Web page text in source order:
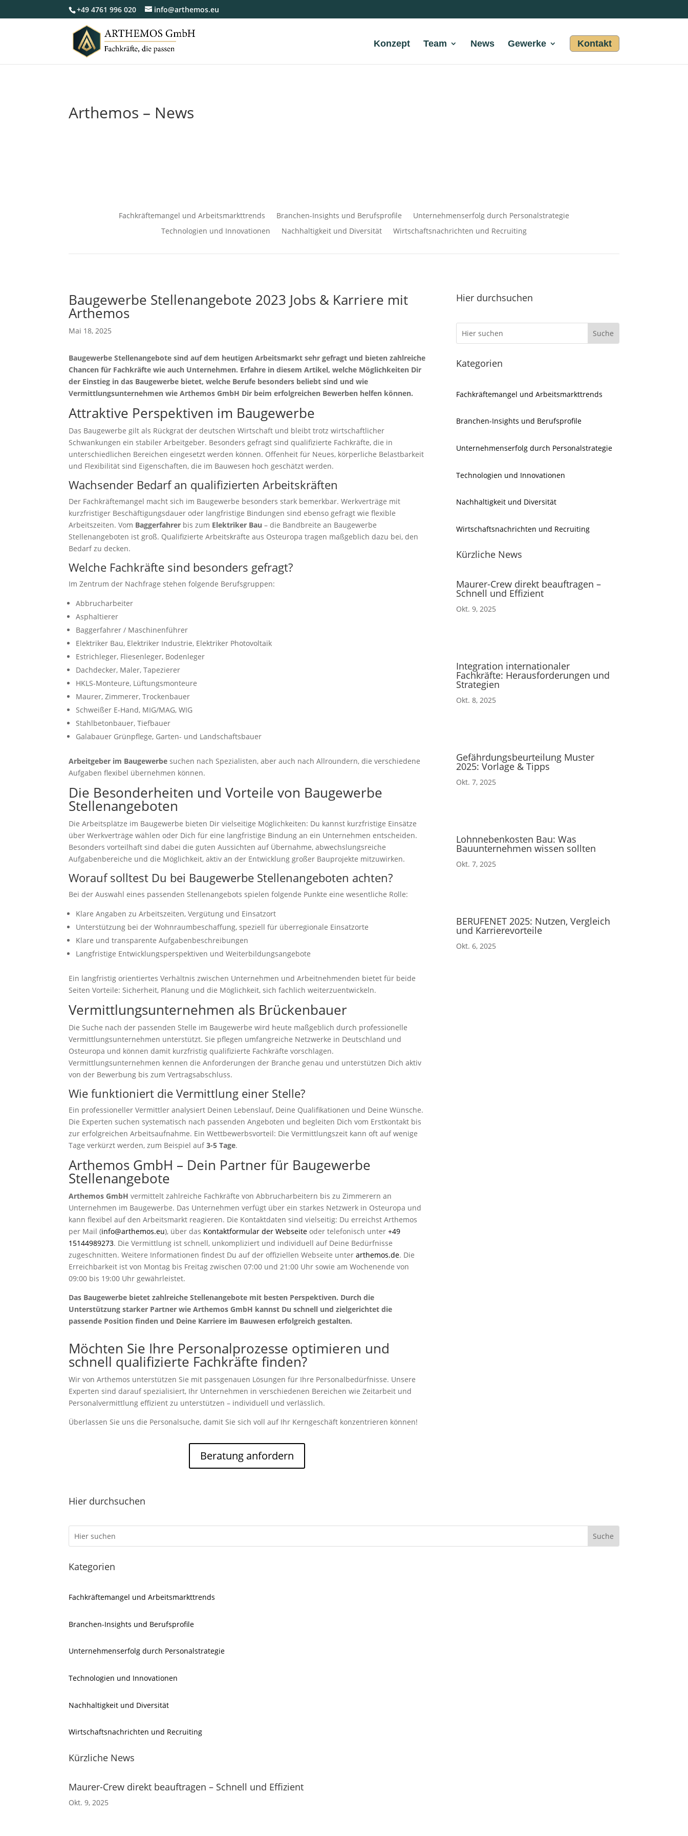
+49 4761 996 020 info@arthemos.eu
Konzept Team News Gewerke Kontakt
Arthemos – News
Fachkräftemangel und Arbeitsmarkttrends Branchen-Insights und Berufsprofile
Unternehmenserfolg durch Personalstrategie
Technologien und Innovationen
Nachhaltigkeit und Diversität Wirtschaftsnachrichten und Recruiting
Baugewerbe Stellenangebote 2023 Jobs & Karriere mit
Arthemos
Mai 18, 2025
Baugewerbe Stellenangebote sind auf dem heutigen Arbeitsmarkt sehr gefragt und bieten zahlreiche
Chancen für Fachkräfte wie auch Unternehmen. Erfahre in diesem Artikel, welche Möglichkeiten Dir
der Einstieg in das Baugewerbe bietet, welche Berufe besonders beliebt sind und wie
Vermittlungsunternehmen wie Arthemos GmbH Dir beim erfolgreichen Bewerben helfen können.
Attraktive Perspektiven im Baugewerbe
Das Baugewerbe gilt als Rückgrat der deutschen Wirtschaft und bleibt trotz wirtschaftlicher
Schwankungen ein stabiler Arbeitgeber. Besonders gefragt sind qualifizierte Fachkräfte, die in
unterschiedlichen Bereichen eingesetzt werden können. Offenheit für Neues, körperliche Belastbarkeit
und Flexibilität sind Eigenschaften, die im Bauwesen hoch geschätzt werden.
Wachsender Bedarf an qualifizierten Arbeitskräften
Der Fachkräftemangel macht sich im Baugewerbe besonders stark bemerkbar. Werkverträge mit
kurzfristiger Beschäftigungsdauer oder langfristige Bindungen sind ebenso gefragt wie flexible
Arbeitszeiten. Vom Baggerfahrer bis zum Elektriker Bau – die Bandbreite an Baugewerbe
Stellenangeboten ist groß. Qualifizierte Arbeitskräfte aus Osteuropa tragen maßgeblich dazu bei, den
Bedarf zu decken.
Welche Fachkräfte sind besonders gefragt?
Im Zentrum der Nachfrage stehen folgende Berufsgruppen:
Abbrucharbeiter
Asphaltierer
Baggerfahrer / Maschinenführer
Elektriker Bau, Elektriker Industrie, Elektriker Photovoltaik
Estrichleger, Fliesenleger, Bodenleger
Dachdecker, Maler, Tapezierer
HKLS-Monteure, Lüftungsmonteure
Maurer, Zimmerer, Trockenbauer
Schweißer E-Hand, MIG/MAG, WIG
Stahlbetonbauer, Tiefbauer
Galabauer Grünpflege, Garten- und Landschaftsbauer
Arbeitgeber im Baugewerbe suchen nach Spezialisten, aber auch nach Allroundern, die verschiedene
Aufgaben flexibel übernehmen können.
Die Besonderheiten und Vorteile von Baugewerbe
Stellenangeboten
Die Arbeitsplätze im Baugewerbe bieten Dir vielseitige Möglichkeiten: Du kannst kurzfristige Einsätze
über Werkverträge wählen oder Dich für eine langfristige Bindung an ein Unternehmen entscheiden.
Besonders vorteilhaft sind dabei die guten Aussichten auf Übernahme, abwechslungsreiche
Aufgabenbereiche und die Möglichkeit, aktiv an der Entwicklung großer Bauprojekte mitzuwirken.
Worauf solltest Du bei Baugewerbe Stellenangeboten achten?
Bei der Auswahl eines passenden Stellenangebots spielen folgende Punkte eine wesentliche Rolle:
Klare Angaben zu Arbeitszeiten, Vergütung und Einsatzort
Unterstützung bei der Wohnraumbeschaffung, speziell für überregionale Einsatzorte
Klare und transparente Aufgabenbeschreibungen
Langfristige Entwicklungsperspektiven und Weiterbildungsangebote
Ein langfristig orientiertes Verhältnis zwischen Unternehmen und Arbeitnehmenden bietet für beide
Seiten Vorteile: Sicherheit, Planung und die Möglichkeit, sich fachlich weiterzuentwickeln.
Vermittlungsunternehmen als Brückenbauer
Die Suche nach der passenden Stelle im Baugewerbe wird heute maßgeblich durch professionelle
Vermittlungsunternehmen unterstützt. Sie pflegen umfangreiche Netzwerke in Deutschland und
Osteuropa und können damit kurzfristig qualifizierte Fachkräfte vorschlagen.
Vermittlungsunternehmen kennen die Anforderungen der Branche genau und unterstützen Dich aktiv
von der Bewerbung bis zum Vertragsabschluss.
Wie funktioniert die Vermittlung einer Stelle?
Ein professioneller Vermittler analysiert Deinen Lebenslauf, Deine Qualifikationen und Deine Wünsche.
Die Experten suchen systematisch nach passenden Angeboten und begleiten Dich vom Erstkontakt bis
zur erfolgreichen Arbeitsaufnahme. Ein Wettbewerbsvorteil: Die Vermittlungszeit kann oft auf wenige
Tage verkürzt werden, zum Beispiel auf3-5 Tage.
Arthemos GmbH – Dein Partner für Baugewerbe
Stellenangebote
Arthemos GmbH vermittelt zahlreiche Fachkräfte von Abbrucharbeitern bis zu Zimmerern an
Unternehmen im Baugewerbe. Das Unternehmen verfügt über ein starkes Netzwerk in Osteuropa und
kann flexibel auf den Arbeitsmarkt reagieren. Die Kontaktdaten sind vielseitig: Du erreichst Arthemos
per Mail (info@arthemos.eu), über das Kontaktformular der Webseite oder telefonisch unter+49
15144989273. Die Vermittlung ist schnell, unkompliziert und individuell auf Deine Bedürfnisse
zugeschnitten. Weitere Informationen findest Du auf der offiziellen Webseite unterarthemos.de. Die
Erreichbarkeit ist von Montag bis Freitag zwischen 07:00 und 21:00 Uhr sowie am Wochenende von
09:00 bis 19:00 Uhr gewährleistet.
Das Baugewerbe bietet zahlreiche Stellenangebote mit besten Perspektiven. Durch die
Unterstützung starker Partner wie Arthemos GmbH kannst Du schnell und zielgerichtet die
passende Position finden und Deine Karriere im Bauwesen erfolgreich gestalten.
Möchten Sie Ihre Personalprozesse optimieren und
schnell qualifizierte Fachkräfte finden?
Wir von Arthemos unterstützen Sie mit passgenauen Lösungen für Ihre Personalbedürfnisse. Unsere
Experten sind darauf spezialisiert, Ihr Unternehmen in verschiedenen Bereichen wie Zeitarbeit und
Personalvermittlung effizient zu unterstützen – individuell und verlässlich.
Überlassen Sie uns die Personalsuche, damit Sie sich voll auf Ihr Kerngeschäft konzentrieren können!
Beratung anfordern
Hier durchsuchen
Kategorien
Fachkräftemangel und Arbeitsmarkttrends
Branchen-Insights und Berufsprofile
Unternehmenserfolg durch Personalstrategie
Technologien und Innovationen
Nachhaltigkeit und Diversität
Wirtschaftsnachrichten und Recruiting
Kürzliche News
Maurer-Crew direkt beauftragen –
Schnell und Effizient
Okt. 9, 2025
Integration internationaler
Fachkräfte: Herausforderungen und
Strategien
Okt. 8, 2025
Gefährdungsbeurteilung Muster
2025: Vorlage & Tipps
Okt. 7, 2025
Lohnnebenkosten Bau: Was
Bauunternehmen wissen sollten
Okt. 7, 2025
BERUFENET 2025: Nutzen, Vergleich
und Karrierevorteile
Okt. 6, 2025
Hier durchsuchen
Kategorien
Fachkräftemangel und Arbeitsmarkttrends
Branchen-Insights und Berufsprofile
Unternehmenserfolg durch Personalstrategie
Technologien und Innovationen
Nachhaltigkeit und Diversität
Wirtschaftsnachrichten und Recruiting
Kürzliche News
Maurer-Crew direkt beauftragen – Schnell und Effizient
Okt. 9, 2025